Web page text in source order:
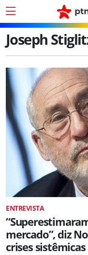
Joseph
ENTREVISTA
mercado”, diz
crises sistêmicas